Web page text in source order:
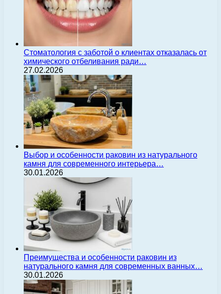
Стоматология с заботой о клиентах отказалась от
химического отбеливания ради…
27.02.2026
Выбор и особенности раковин из натурального
камня для современного интерьера…
30.01.2026
Преимущества и особенности раковин из
натурального камня для современных ванных…
30.01.2026